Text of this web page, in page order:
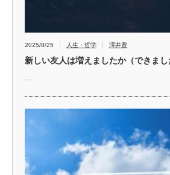
2025/8/25 人生・哲学 澤井豊
新しい友人は増えましたか（できまし